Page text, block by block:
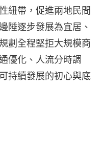
紐帶，促進兩地民間
陲逐步發展為宜居、
劃全程堅拒大規模商
優化、人流分時調
持續發展的初心與底